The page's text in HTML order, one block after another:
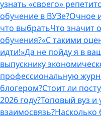
узнать «своего»
обучение в ВУЗе?Очное
что выбратьЧто значит
обучения?«С такими
идти!»Да не пойду я в
выпускнику
профессиональную
блогером?Стоит ли
2026 году?Топовый вуз и
взаимосвязь?Насколько